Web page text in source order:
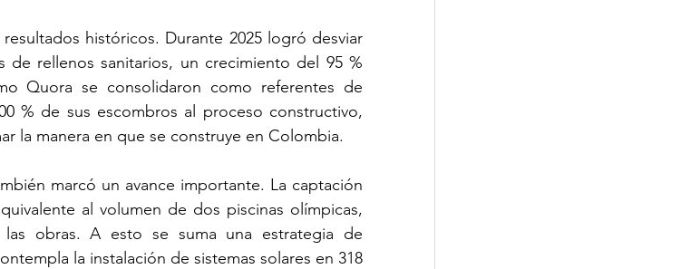
históricos. Durante 2025 logró desviar
de rellenos sanitarios, un crecimiento del 95 %
Quora se consolidaron como referentes de
% de sus escombros al proceso constructivo,
la manera en que se construye en Colombia.
marcó un avance importante. La captación
al volumen de dos piscinas olímpicas,
obras. A esto se suma una estrategia de
la instalación de sistemas solares en 318